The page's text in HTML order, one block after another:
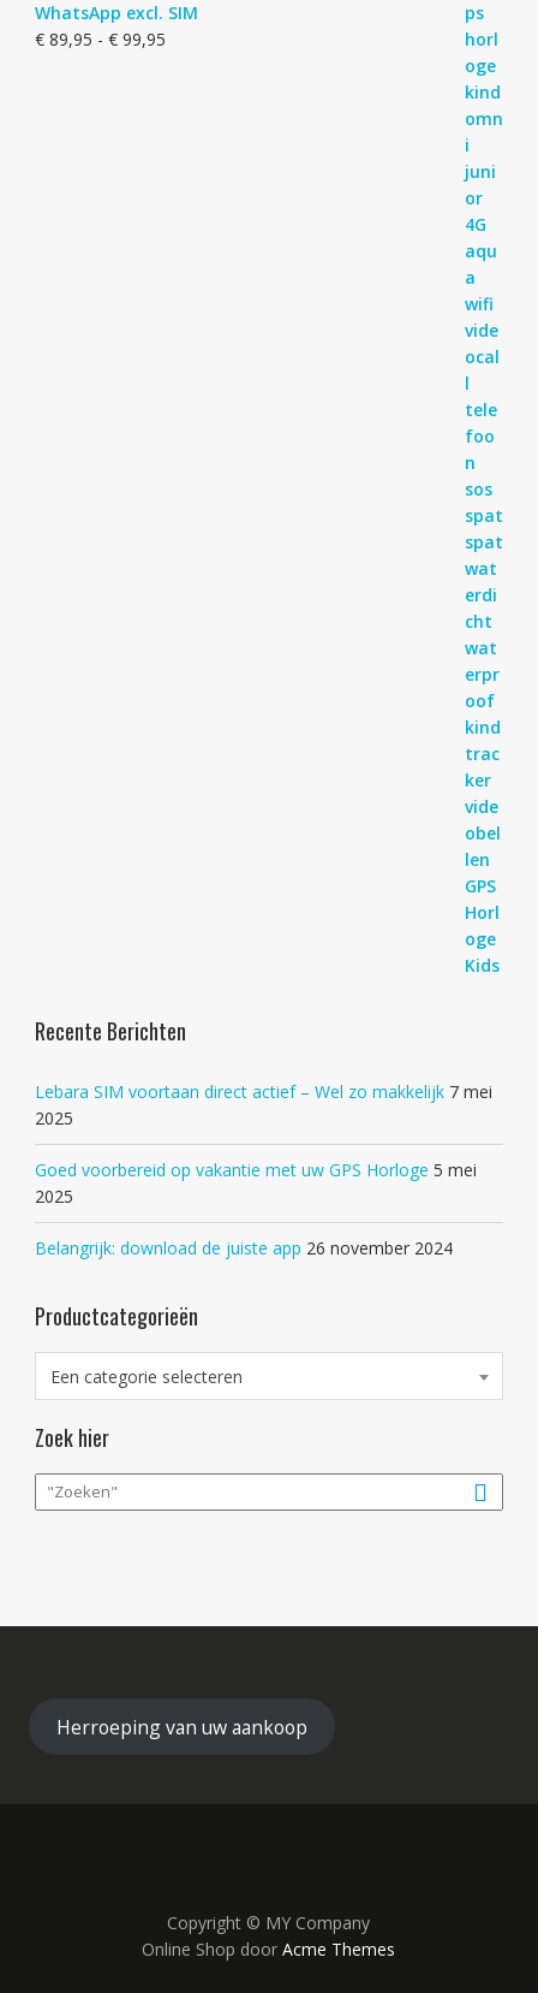
WhatsApp excl. SIM
€89,95 - €99,95Prijsklasse:
Recente Berichten
Lebara SIM voortaan direct actief – Wel zo makkelijk 7 mei
2025
Goed voorbereid op vakantie met uw GPS Horloge 5 mei
2025
Belangrijk: download de juiste app 26 november 2024
Productcategorieën
Een categorie selecteren
Zoek hier
Herroeping van uw aankoop
Copyright © MY Company
Online Shop doorAcme Themes